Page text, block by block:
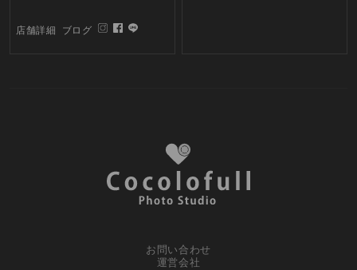
店舗詳細 ブログ
お問い合わせ
運営会社